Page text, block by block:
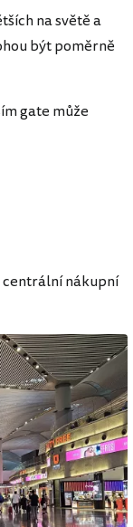
na světě a
být poměrně
gate může
nákupní